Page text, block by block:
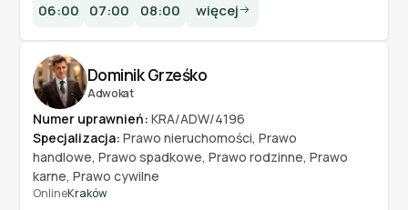
06:00 07:00 08:00 więcej
Adwokat
Dominik Grześko
Numer uprawnień: KRA/ADW/4196
Specjalizacja: Prawo nieruchomości, Prawo
handlowe, Prawo spadkowe, Prawo rodzinne, Prawo
karne, Prawo cywilne
OnlineKraków